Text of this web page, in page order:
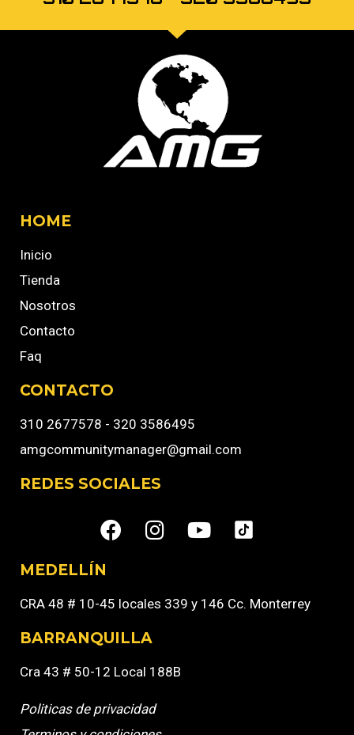
HOME
Inicio
Tienda
Nosotros
Contacto
Faq
CONTACTO
310 2677578 - 320 3586495
amgcommunitymanager@gmail.com
REDES SOCIALES
MEDELLÍN
CRA 48 # 10-45 locales 339 y 146 Cc. Monterrey
BARRANQUILLA
Cra 43 # 50-12 Local 188B
Politicas de privacidad